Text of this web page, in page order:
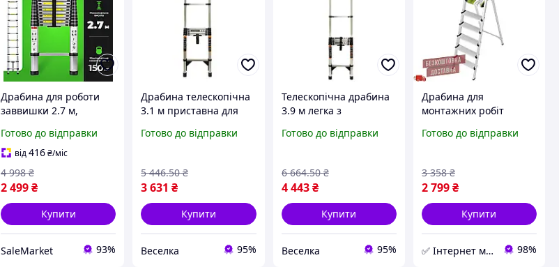
Драбина для роботи
заввишки 2.7 м,
Розкладна драбина
телескопічна
універсальна з
широкими сходинками
Готово до відправки
від416₴/міс
2 499₴
4 998 ₴
Купити
SaleMarket 93%
Драбина телескопічна
3.1 м приставна для
неіржавкої сталі з
навантаженням FLAME
Готово до відправки
3 631 ₴
5 446.50 ₴
Купити
Веселка 95%
Телескопічна драбина
3.9 м легка з
для роботи на висоті та
Готово до відправки
4 443 ₴
6 664.50 ₴
Купити
Веселка 95%
Драбина для
монтажних робіт
125кг розкладна
для робіт на висоті
Готово до відправки
2 799₴
3 358 ₴
Купити
✅ Інтернет магазин ➤ BOX TOOLS 98%